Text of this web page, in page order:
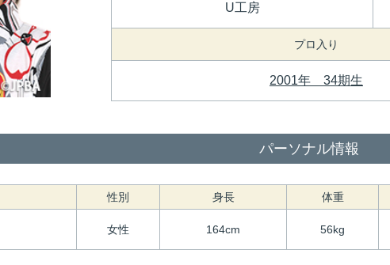
U工房
プロ入り
2001年 34期生
パーソナル情報
性別 身長 体重
女性 164cm 56kg